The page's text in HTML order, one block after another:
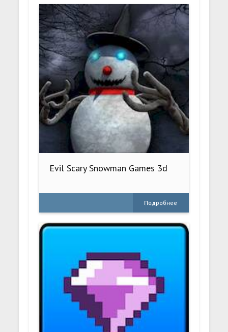
Evil Scary Snowman Games 3d
Подробнее